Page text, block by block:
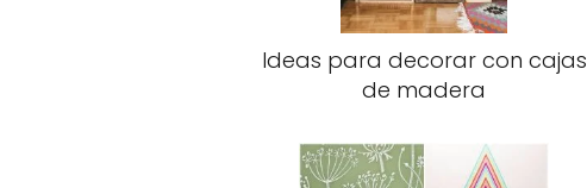
Ideas para decorar con cajas
de madera